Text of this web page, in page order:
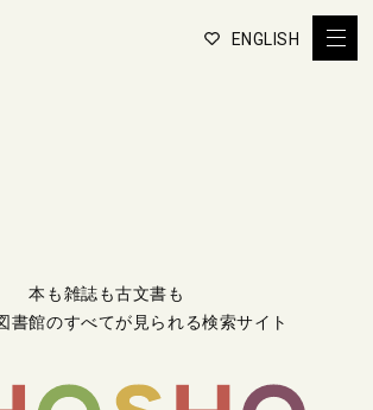
ENGLISH
本も雑誌も古文書も
書館のすべてが見られる検索サイト